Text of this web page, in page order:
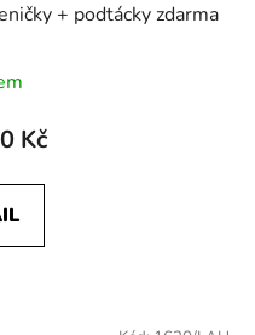
+ podtácky zdarma
Kč